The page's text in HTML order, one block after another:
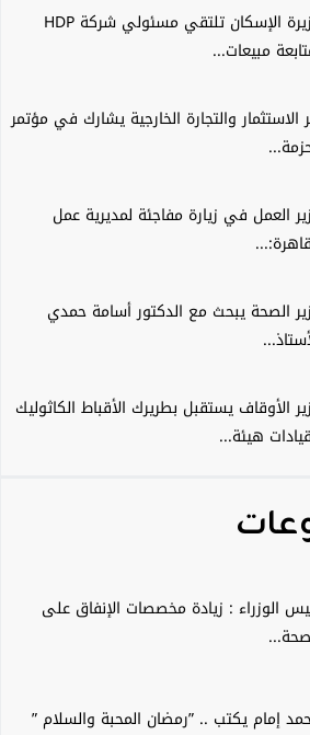
وزيرة الإسكان تلتقي مسئولي شركة HDP
مبيعات...
الاستثمار والتجارة الخارجية يشارك في مؤتمر
العمل في زيارة مفاجئة لمديرية عمل
الصحة يبحث مع الدكتور أسامة حمدي
الأوقاف يستقبل بطريرك الأقباط الكاثوليك
هيئة...
الوزراء : زيادة مخصصات الإنفاق على
إمام يكتب .. ”رمضان المحبة والسلام ”